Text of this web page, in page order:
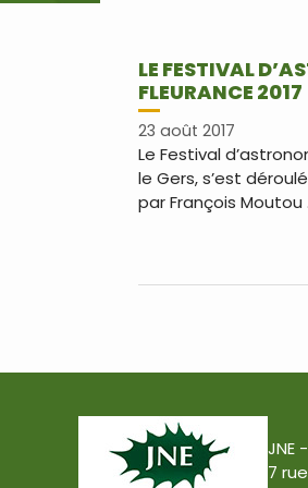
LE FESTIVAL
FLEURANCE 2017
23 août 2017
Le Festival
le Gers, s’est
par François
JNE
7